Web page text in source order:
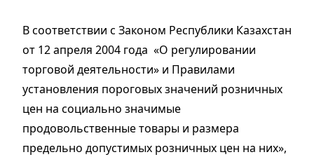
В соответствии с Законом Республики Казахстан
от 12 апреля 2004 года «О регулировании
торговой деятельности» и Правилами
установления пороговых значений розничных
цен на социально значимые
продовольственные товары и размера
предельно допустимых розничных цен на них»,